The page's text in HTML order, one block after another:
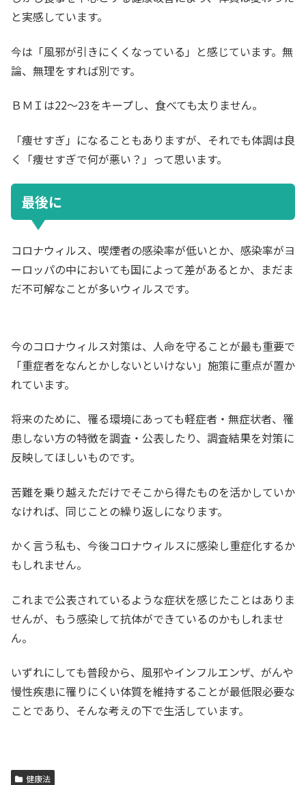
と実感しています。
今は「風邪が引きにくくなっている」と感じています。無
論、無理をすれば別です。
ＢＭＩは22～23をキープし、食べても太りません。
「痩せすぎ」になることもありますが、それでも体調は良
く「痩せすぎで何が悪い？」って思います。
最後に
コロナウィルス、喫煙者の感染率が低いとか、感染率がヨ
ーロッパの中においても国によって差があるとか、まだま
だ不可解なことが多いウィルスです。
今のコロナウィルス対策は、人命を守ることが最も重要で
「重症者をなんとかしないといけない」施策に重点が置か
れています。
将来のために、罹る環境にあっても軽症者・無症状者、罹
患しない方の特徴を調査・公表したり、調査結果を対策に
反映してほしいものです。
苦難を乗り越えただけでそこから得たものを活かしていか
なければ、同じことの繰り返しになります。
かく言う私も、今後コロナウィルスに感染し重症化するか
もしれません。
これまで公表されているような症状を感じたことはありま
せんが、もう感染して抗体ができているのかもしれませ
ん。
いずれにしても普段から、風邪やインフルエンザ、がんや
慢性疾患に罹りにくい体質を維持することが最低限必要な
ことであり、そんな考えの下で生活しています。
健康法